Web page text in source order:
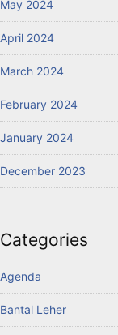
May 2024
April 2024
March 2024
February 2024
January 2024
December 2023
Categories
Agenda
Bantal Leher